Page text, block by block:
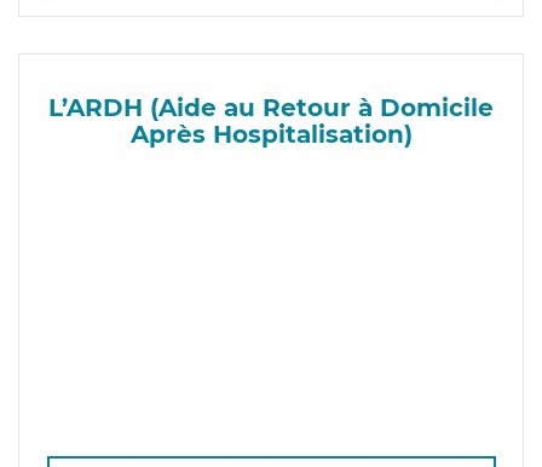
L’ARDH (Aide au Retour à Domicile
Après Hospitalisation)